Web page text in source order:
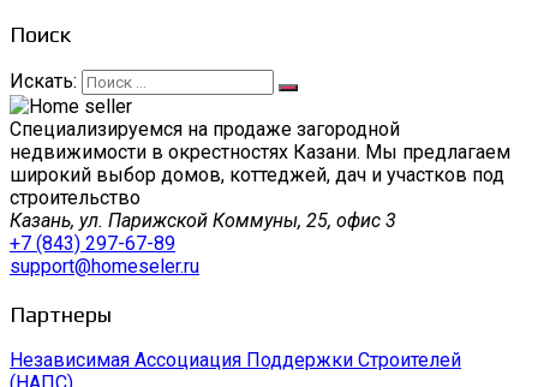
Поиск
Искать:
Специализируемся на продаже загородной
недвижимости в окрестностях Казани. Мы предлагаем
широкий выбор домов, коттеджей, дач и участков под
строительство
Казань, ул. Парижской Коммуны, 25, офис 3
+7 (843) 297-67-89
support@homeseler.ru
Партнеры
Независимая Ассоциация Поддержки Строителей